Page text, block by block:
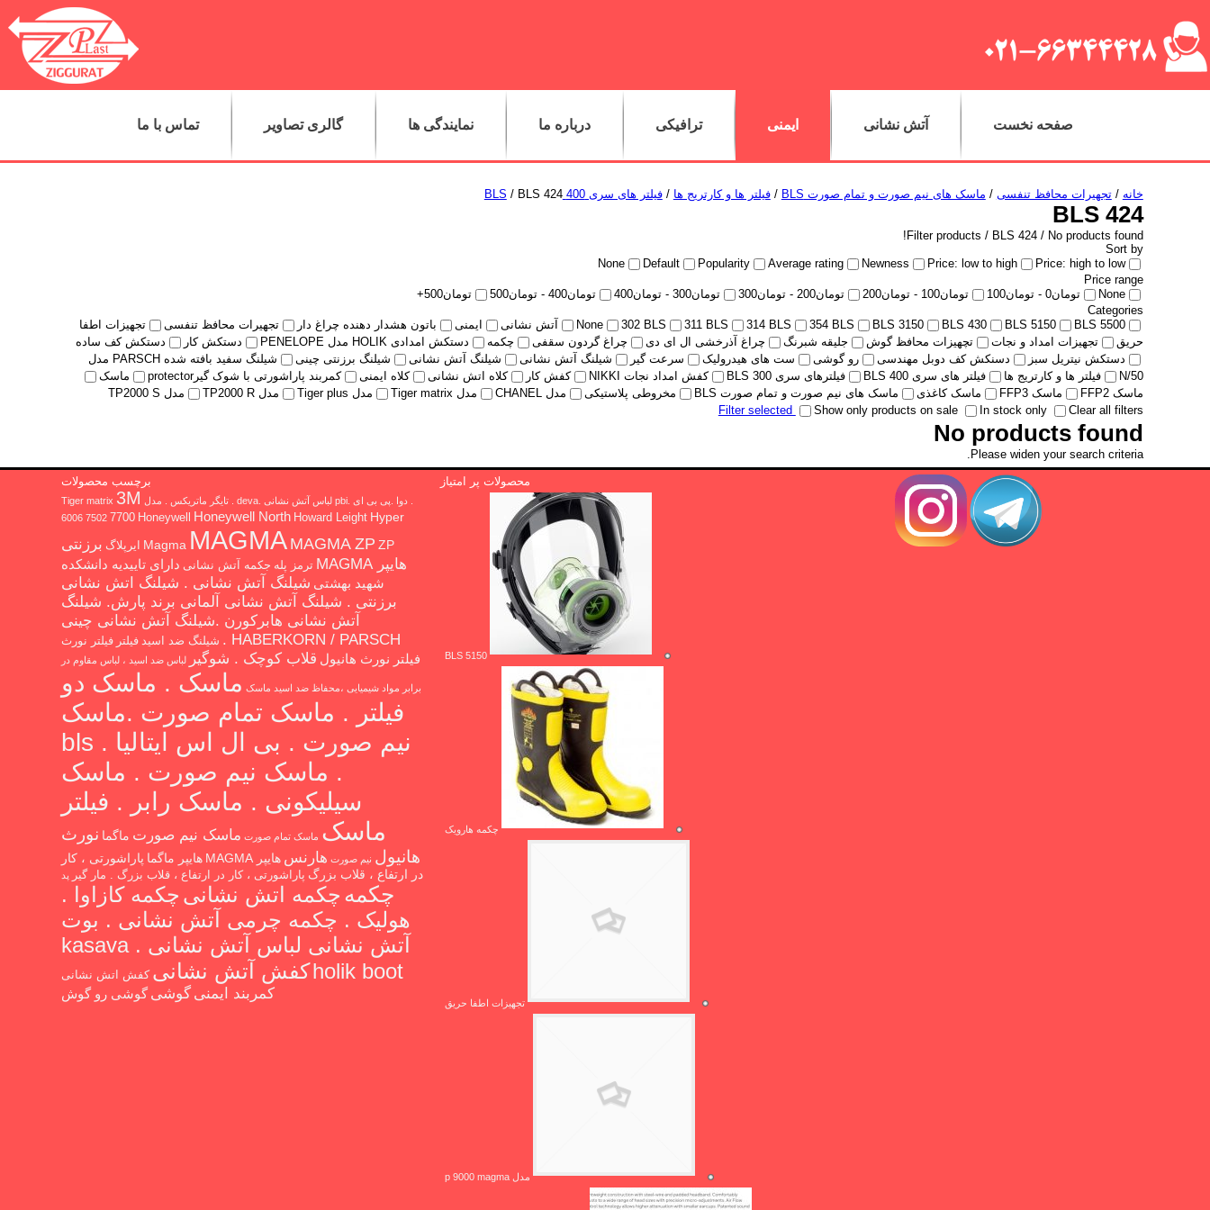
صفحه نخست آتش نشانی ایمنی ترافیکی درباره ما نمایندگی ها گالری تصاویر تماس با ما
خانه /تجهیرات محافظ تنفسی / ماسک های نیم صورت و تمام صورت BLS /فیلتر ها و کارتریج ها /فیلتر های سری 400 BLS / BLS 424
BLS 424
Filter products / BLS 424 / No products found!
Sort by
None
Default Popularity Average rating Newness Price: low to high
Price: high to low
Price range
None
تومان0
-تومان100 تومان100
-تومان200 تومان200
-تومان300 تومان300
-تومان400 تومان400
-تومان500 تومان500
+
Categories
None
302 BLS 311 BLS 314 BLS 354 BLS BLS 3150 BLS 430 BLS 5150 BLS 5500 آتش نشانی ایمنی باتون هشدار دهنده چراغ دار تجهیرات محافظ تنفسی
تجهیزات اطفا
حریق
تجهیزات امداد و نجات تچهیزات محافظ گوش جلیقه شبرنگ چراغ آذرخشی ال ای دی چراغ گردون سقفی چکمه دستکش امدادی HOLIK مدل PENELOPE دستکش کار
دستکش کف ساده
دستکش نیتریل سبز
دسنکش کف دوبل مهندسی رو گوشی ست های هیدرولیک سرعت گیر شیلنگ آتش نشانی شیلنگ آتش نشانی شیلنگ برزنتی چینی
شیلنگ سفید بافته شده PARSCH مدل
N/50
فیلتر ها و کارتریج ها فیلتر های سری 400 BLS فیلترهای سری 300 BLS کفش امداد نجات NIKKI کفش کار کلاه اتش نشانی کلاه ایمنی کمربند پاراشورتی با شوک گیرprotector
ماسک
ماسک FFP2
ماسک FFP3 ماسک کاغذی ماسک های نیم صورت و تمام صورت BLS مخروطی پلاستیکی مدل CHANEL مدل Tiger matrix مدل Tiger plus مدل TP2000 R
مدل TP2000 S
Filter selected
Show only products on sale In stock only Clear all filters
No products found
Please widen your search criteria.
محصولات پر امتیاز
BLS 5150
چکمه هارویک
تجهیزات اطفا حریق
مدل p 9000 magma
برچسب محصولات
. دوا .پی بی ای .pbi لباس آتش نشانی .deva . تایگر ماتریکس . مدل Tiger matrix 3M
6006 7502 7700 Honeywell Honeywell North Howard Leight Hyper
Magma MAGMA MAGMA ZP ZP ایرپلاگ برزنتی
هایپر MAGMA
ترمز پله جکمه آتش نشانی دارای تاییدیه دانشکده
شهید بهشتی شیلنگ آتش نشانی . شیلنگ اتش نشانی
برزنتی . شیلنگ آتش نشانی آلمانی برند پارش. شیلنگ
آتش نشانی هابرکورن .شیلنگ آتش نشانی چینی
HABERKORN / PARSCH .
شیلنگ ضد اسید فیلتر فیلتر نورث
فیلتر نورث هانیول قلاب کوچک . شوگیر لباس ضد اسید ، لباس مقاوم در
برابر مواد شیمیایی ،محفاظ ضد اسید ماسک ماسک . ماسک دو
فیلتر . ماسک تمام صورت .ماسک
نیم صورت . بی ال اس ایتالیا . bls
. ماسک نیم صورت . ماسک
سیلیکونی . ماسک رابر . فیلتر
ماسک ماسک تمام صورت ماسک نیم صورت ماگما نورث
هانیول نیم صورت هارنس هایپر MAGMA هایپر ماگما پاراشورتی ، کار
در ارتفاع ، قلاب بزرگ پاراشورتی ، کار در ارتفاع ، قلاب بزرگ . مار گیر پد
چکمه چکمه اتش نشانی چکمه کازاوا .
هولیک . چکمه چرمی آتش نشانی . بوت
آتش نشانی لباس آتش نشانی kasava .
holik bootکفش آتش نشانی کفش اتش نشانی
کمربند ایمنی گوشی گوشی رو گوش